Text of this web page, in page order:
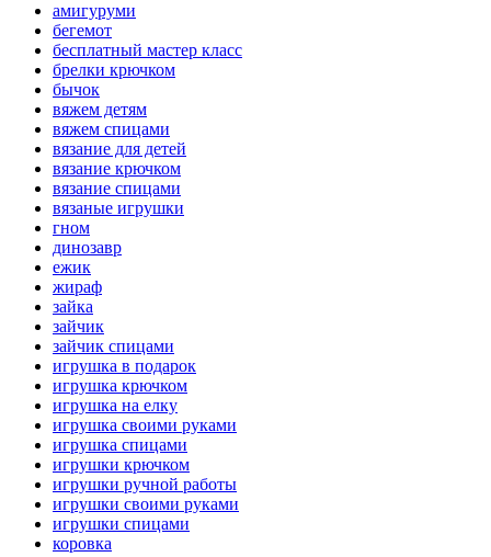
амигуруми
бегемот
бесплатный мастер класс
брелки крючком
бычок
вяжем детям
вяжем спицами
вязание для детей
вязание крючком
вязание спицами
вязаные игрушки
гном
динозавр
ежик
жираф
зайка
зайчик
зайчик спицами
игрушка в подарок
игрушка крючком
игрушка на елку
игрушка своими руками
игрушка спицами
игрушки крючком
игрушки ручной работы
игрушки своими руками
игрушки спицами
коровка